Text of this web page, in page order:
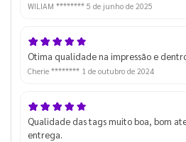
WILIAM ******** 5 de junho de 2025
Otima qualidade na impressão e
Cherie ******** 1 de outubro de 2024
Qualidade das tags muito boa, bom
entrega.